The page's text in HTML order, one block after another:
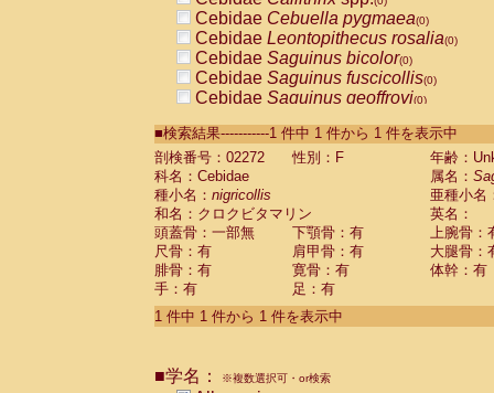
Cebidae Cebuella pygmaea(0)
Cebidae Leontopithecus rosalia(0)
Cebidae Saguinus bicolor(0)
Cebidae Saguinus fuscicollis(0)
Cebidae Saguinus geoffroyi(0)
CebidaeSaguinus labiatus(0)
Cebidae Saguinus leucopus (0)
Cebidae
CebidaeSaguinus mystax
CebidaeSaguinus nigricollis (1)
Cebidae Saguinus oedipus
Cebidae Saguinus weddelli
Cebidae Saguinusspp.
Cebidae Aotus trivirgatus
Cebidae Cebus albifrons
CebidaeCebus nigrivittatus
■検索結果-----------1 件中 1 件から 1 件を表示中
剖検番号：02272
性別：F
年齢：
科名：Cebidae
属名：
種小名： nigricollis
亜種小名
和名：クロクビタマリン
英名：
頭蓋骨：一部無
下顎骨：有
上腕骨：
尺骨：有
肩甲骨：有
大腿骨：
腓骨：有
寛骨：有
体幹：有
手：有
足：有
1 件中 1 件から 1 件を表示中
■学名： ※複数選択可・or検索